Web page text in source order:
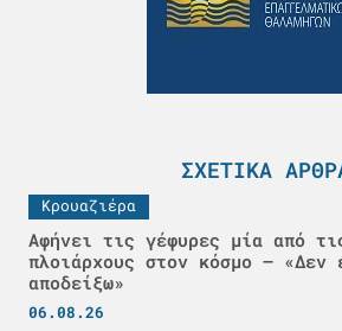
ΣΧΕΤΙΚΆ
Κρουαζιέρα
Αφήνει τις γέφυρες μία από
πλοιάρχους στον κόσμο – «Δεν
αποδείξω»
06.08.26